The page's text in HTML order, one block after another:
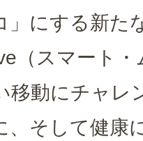
」にする新
（スマート
移動にチャレ
、そして健康